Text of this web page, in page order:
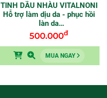
TINH DẦU NHÀU VITALNONI
Hỗ trợ làm dịu da - phục hồi
làn da
Chai 10ml
500.000đ
MUA NGAY